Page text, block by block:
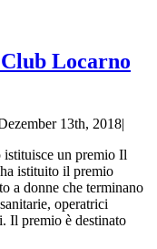
Locarno
13th, 2018|
un premio Il
istituito il premio
a donne che terminano
operatrici
Il premio è destinato